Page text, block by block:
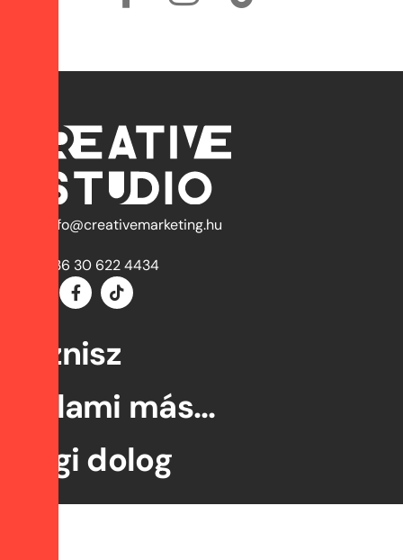
info@creativemarketing.hu
+36 30 622 4434
Biznisz
Valami más...
Jogi dolog